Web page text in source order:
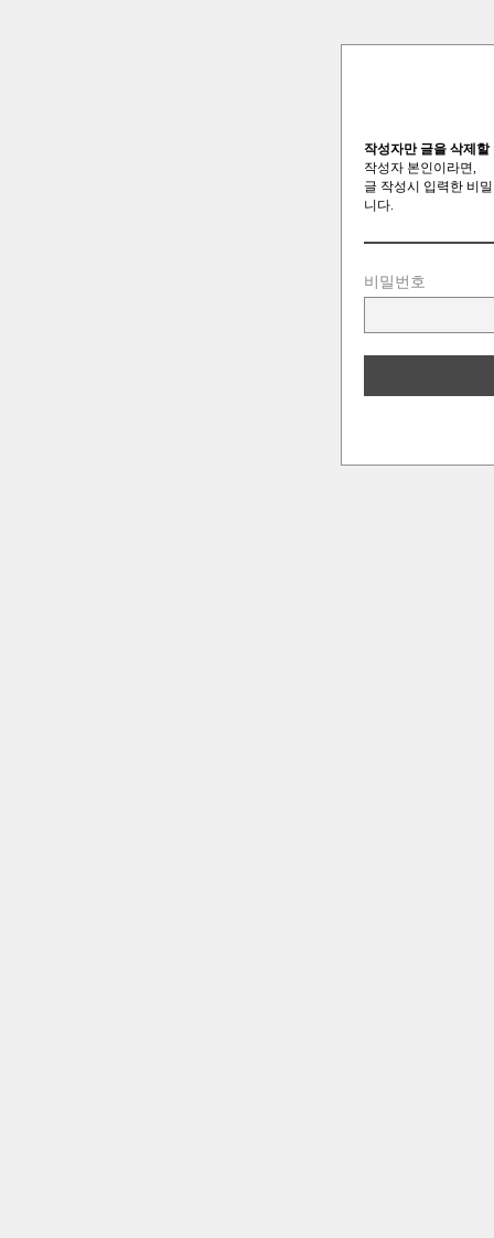
작성자만 글을 삭제할
작성자 본인이라면,
글 작성시 입력한 비
니다.
비밀번호